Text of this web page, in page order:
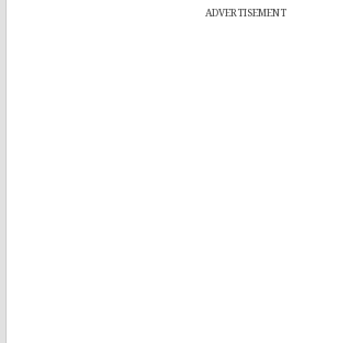
ADVERTISEMENT